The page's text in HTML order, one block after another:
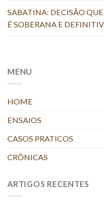
SABATINA: DECISÃO QUE
É SOBERANA E
MENU
HOME
ENSAIOS
CASOS PRATICOS
CRÔNICAS
ARTIGOS RECENTES